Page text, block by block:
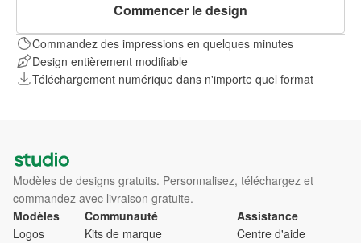
Commencer le design
Commandez des impressions en quelques minutes
Design entièrement modifiable
Téléchargement numérique dans n'importe quel format
Modèles de designs gratuits. Personnalisez, téléchargez et
commandez avec livraison gratuite.
Modèles
Logos
Communauté
Kits de marque
Assistance
Centre d'aide